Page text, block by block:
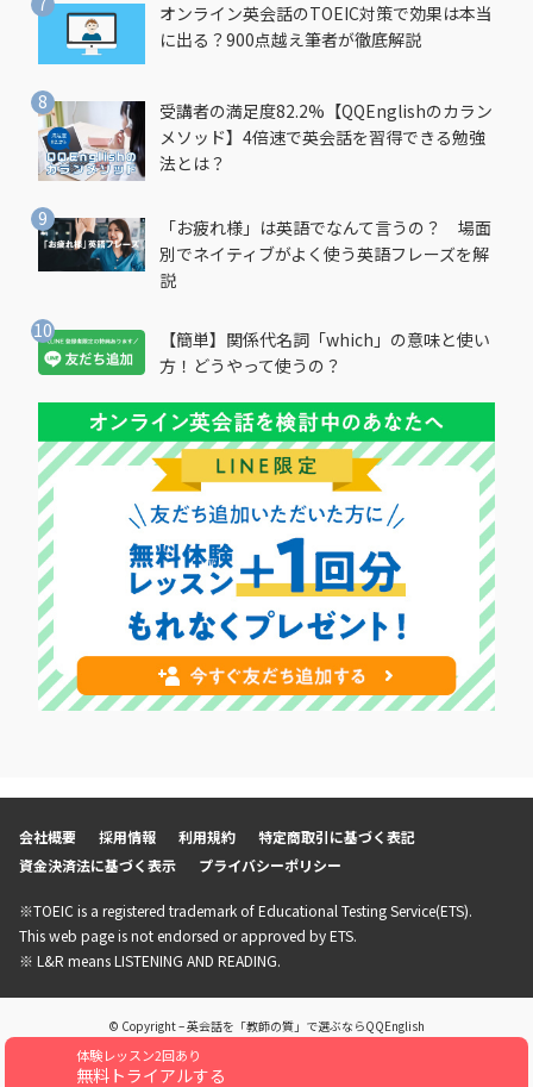
体験レッスン2回あり
無料トライアルする
オンライン英会話のTOEIC対策で効果は本当
に出る？900点越え筆者が徹底解説
受講者の満足度82.2%【QQEnglishのカラン
メソッド】4倍速で英会話を習得できる勉強
法とは？
「お疲れ様」は英語でなんて言うの？ 場面
別でネイティブがよく使う英語フレーズを解
説
【簡単】関係代名詞「which」の意味と使い
方！どうやって使うの？
会社概要 採用情報 利用規約
特定商取引に基づく表記
資金決済法に基づく表示
プライバシーポリシー
※TOEIC is a registered trademark of Educational Testing Service(ETS).
This web page is not endorsed or approved by ETS.
※ L&R means LISTENING AND READING.
© Copyright – 英会話を「教師の質」で選ぶならQQEnglish